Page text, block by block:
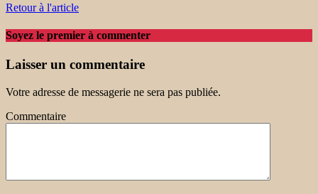
Retour à l'article
Soyez le premier à commenter
Laisser un commentaire
Votre adresse de messagerie ne sera pas publiée.
Commentaire